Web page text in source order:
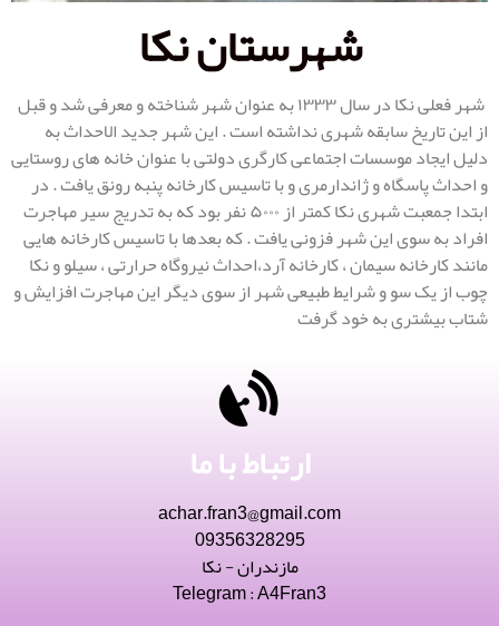
شهرستان نکا
شهر فعلی نکا در سال ۱۳۳۳ به عنوان شهر شناخته و معرفی شد و قبل
از این تاریخ سابقه شهری نداشته است . این شهر جدید الاحداث به
دلیل ایجاد موسسات اجتماعی کارگری دولتی با عنوان خانه های روستایی
و احداث پاسگاه و ژاندارمری و با تاسیس کارخانه پنبه رونق یافت . در
ابتدا جمعبت شهری نکا کمتر از ۵۰۰۰ نفر بود که به تدریج سیر مهاجرت
افراد به سوی این شهر فزونی یافت . که بعدها با تاسیس کارخانه هایی
مانند کارخانه سیمان ، کارخانه آرد،احداث نیروگاه حرارتی ، سیلو و نکا
چوب از یک سو و شرایط طبیعی شهر از سوی دیگر این مهاجرت افزایش و
شتاب بیشتری به خود گرفت
ارتباط با ما
achar.fran3@gmail.com
09356328295
مازندران - نکا
Telegram : A4Fran3